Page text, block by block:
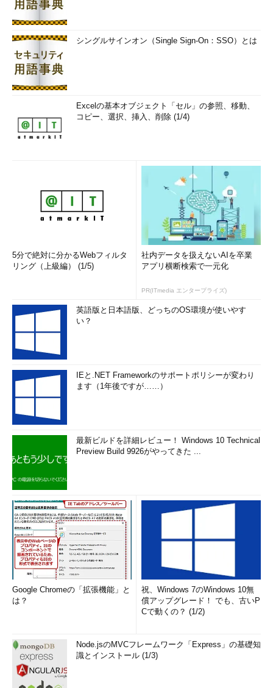
シングルサインオン（Single Sign-On：SSO）とは
Excelの基本オブジェクト「セル」の参照、移動、
コピー、選択、挿入、削除 (1/4)
5分で絶対に分かるWebフィルタ
リング（上級編） (1/5)
社内データを扱えないAIを卒業
アプリ横断検索で一元化
PR(ITmedia エンタープライズ)
英語版と日本語版、どっちのOS環境が使いやす
い？
IEと.NET Frameworkのサポートポリシーが変わり
ます（1年後ですが……）
最新ビルドを詳細レビュー！ Windows 10 Technical
Preview Build 9926がやってきた ...
Google Chromeの「拡張機能」と
は？
祝、Windows 7のWindows 10無
償アップグレード！ でも、古いP
Cで動くの？ (1/2)
Node.jsのMVCフレームワーク「Express」の基礎知
識とインストール (1/3)